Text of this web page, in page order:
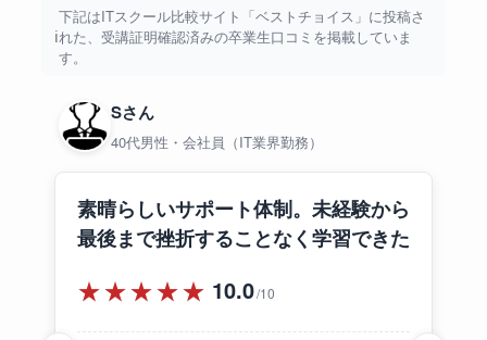
下記はITスクール比較サイト「ベストチョイス」に投稿さ
れた、受講証明確認済みの卒業生口コミを掲載していま
す。
Sさん
40代男性・会社員（IT業界勤務）
素晴らしいサポート体制。未経験から
最後まで挫折することなく学習できた
★★★★★ 10.0/10